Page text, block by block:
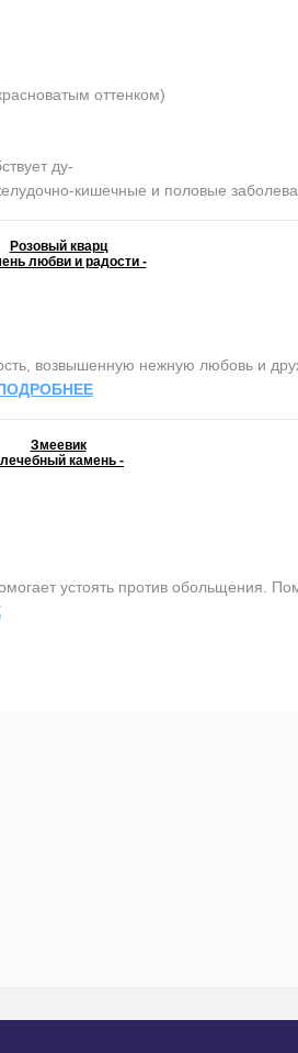
оттенком)
ду-
кишечные и половые
Розовый кварц
любви и радости -
возвышенную нежную любовь и
Змеевик
камень -
устоять против обольщения.